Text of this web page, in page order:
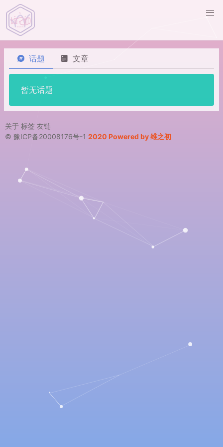
话题 文章
暂无话题
关于 标签 友链
© 豫ICP备20008176号-1 2020 Powered by 维之初